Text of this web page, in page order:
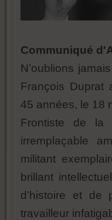
Communiqué
N’oublions
François Duprat
45 années, le 18
Frontiste de la
irremplaçable
militant
brillant
d’histoire et de
travailleur